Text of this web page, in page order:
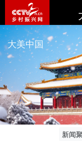
大美中国
新闻